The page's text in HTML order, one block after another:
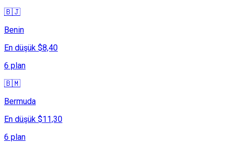
🇧🇯
Benin
En düşük $8,40
6 plan
🇧🇲
Bermuda
En düşük $11,30
6 plan